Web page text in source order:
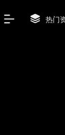
热门